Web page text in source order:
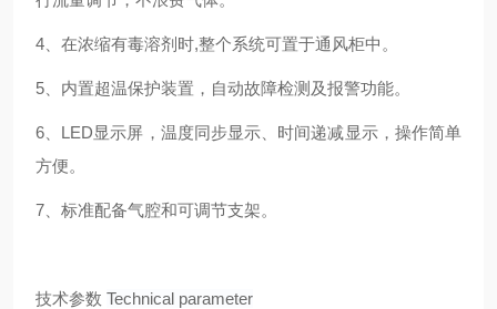
4、在浓缩有毒溶剂时,整个系统可置于通风柜中。
5、内置超温保护装置，自动故障检测及报警功能。
6、LED显示屏，温度同步显示、时间递减显示，操作简单
方便。
7、标准配备气腔和可调节支架。
技术参数 Technical parameter